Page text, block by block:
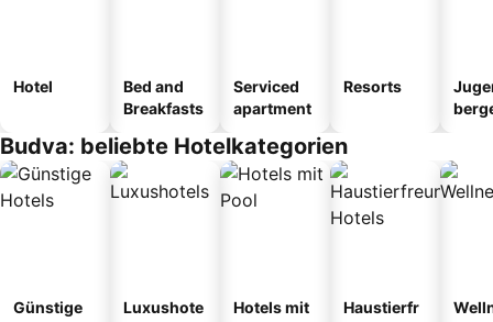
Hotel
Bed and
Breakfasts
Serviced
apartment
Resorts
Budva: beliebte Hotelkategorien
Günstige
Luxushote
Hotels mit
Haustierfr